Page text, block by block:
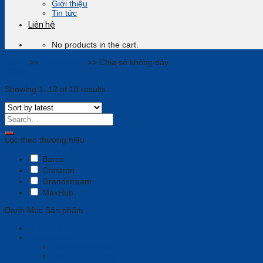
Giới thiệu
Tin tức
Liên hệ
No products in the cart.
>> >> Chia sẻ không dây
Showing 1–12 of 18 results
Lọc theo thương hiệu
Barco
Crestron
Grandstream
MaxHub
Danh Mục Sản phẩm